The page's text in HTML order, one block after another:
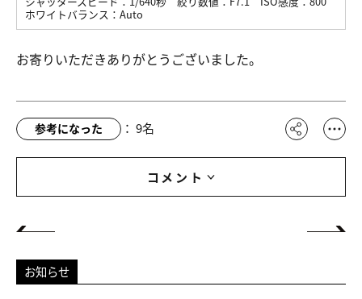
ホワイトバランス： Auto
お寄りいただきありがとうございました。
参考になった ： 9名
コメント
お知らせ